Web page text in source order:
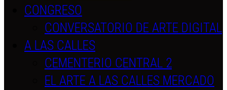
CONGRESO
CONVERSATORIO DE ARTE DIGITAL
A LAS CALLES
CEMENTERIO CENTRAL 2
EL ARTE A LAS CALLES MERCADO